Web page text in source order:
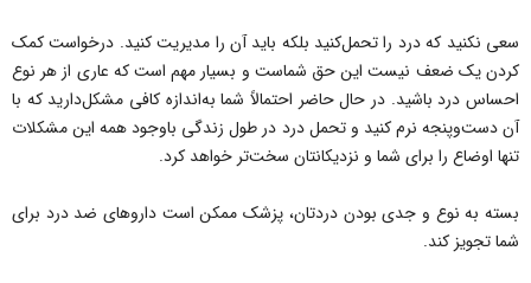
سعی نکنید که درد را تحمل‌کنید بلکه باید آن را مدیریت کنید. درخواست کمک
کردن یک ضعف نیست این حق شماست و بسیار مهم است که عاری از هر نوع
احساس درد باشید. در حال حاضر احتمالاً شما به‌اندازه کافی مشکل‌دارید که با
آن دست‌وپنجه نرم کنید و تحمل درد در طول زندگی باوجود همه این مشکلات
تنها اوضاع را برای شما و نزدیکانتان سخت‌تر خواهد کرد.
بسته به نوع و جدی بودن دردتان، پزشک ممکن است داروهای ضد درد برای
شما تجویز کند.